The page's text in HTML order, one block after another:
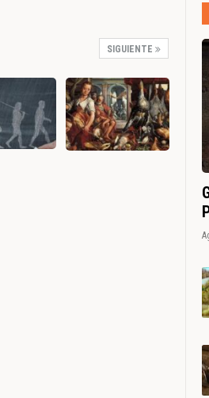
SIGUIENTE